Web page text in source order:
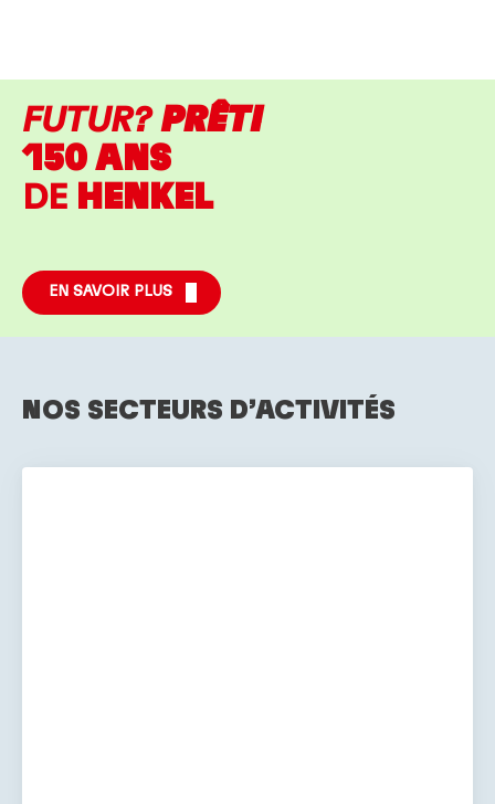
FUTUR? PRÊT!
150 ANS
DE HENKEL
EN SAVOIR PLUS
NOS SECTEURS D’ACTIVITÉS